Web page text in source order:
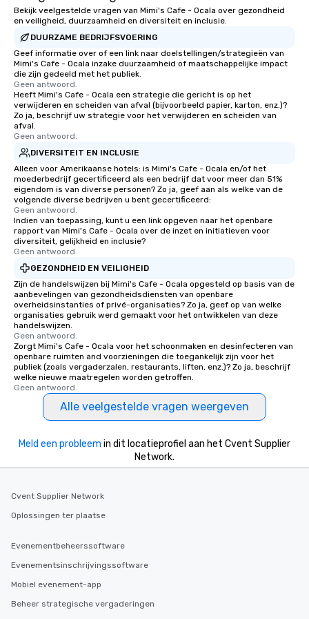
that are sure to add new vitality to
meeting events, from conferences to
team building. All-Inclusive Group
Dining When meeting planners book a
corporate group event through Lip
Smacking Foodie Tours, the entire
group is assured a top-notch dining
experience with three to four
signature dishes at each restaurant.
Our affordable tours are priced per
person with tax and gratuities
included. The only thing not included
are drinks. However, a beverage
package upgrade is available, which
provides guests a signature cocktail
at various stops. Build Your Network
Our exclusive experiences provide the
ultimate networking opportunities. At
a typical sit-down dinner, you’re lucky
to engage the person to the left and
right of you. Because our tours take
place at multiple restaurants, with
walking in between, there are
countless opportunities to interact
with different people when you sit
down at each venue and as you
traverse along the way. Our
experiences not only provide more
ways to network, but a more convivial
Lip Smacking Foodie Tours is ideal for
groups, small or large. Our
as 500 guests, making us an ideal
choice for any corporate group event.
a tour is stress-free and allows you to
enjoy the company of your guests
knowing that everything is taken care
of from the moment the tour is
Bekijk veelgestelde vragen van Mimi's Cafe - Ocala over gezondheid
en veiligheid, duurzaamheid en diversiteit en inclusie.
DUURZAME BEDRIJFSVOERING
Geef informatie over of een link naar doelstellingen/strategieën van
Mimi's Cafe - Ocala inzake duurzaamheid of maatschappelijke impact
die zijn gedeeld met het publiek.
Geen antwoord.
Heeft Mimi's Cafe - Ocala een strategie die gericht is op het
verwijderen en scheiden van afval (bijvoorbeeld papier, karton, enz.)?
Zo ja, beschrijf uw strategie voor het verwijderen en scheiden van
afval.
Geen antwoord.
DIVERSITEIT EN INCLUSIE
Alleen voor Amerikaanse hotels: is Mimi's Cafe - Ocala en/of het
moederbedrijf gecertificeerd als een bedrijf dat voor meer dan 51%
eigendom is van diverse personen? Zo ja, geef aan als welke van de
volgende diverse bedrijven u bent gecertificeerd:
Geen antwoord.
Indien van toepassing, kunt u een link opgeven naar het openbare
rapport van Mimi's Cafe - Ocala over de inzet en initiatieven voor
diversiteit, gelijkheid en inclusie?
Geen antwoord.
GEZONDHEID EN VEILIGHEID
Zijn de handelswijzen bij Mimi's Cafe - Ocala opgesteld op basis van de
aanbevelingen van gezondheidsdiensten van openbare
overheidsinstanties of privé-organisaties? Zo ja, geef op van welke
organisaties gebruik werd gemaakt voor het ontwikkelen van deze
handelswijzen.
Geen antwoord.
Zorgt Mimi's Cafe - Ocala voor het schoonmaken en desinfecteren van
openbare ruimten and voorzieningen die toegankelijk zijn voor het
publiek (zoals vergaderzalen, restaurants, liften, enz.)? Zo ja, beschrijf
welke nieuwe maatregelen worden getroffen.
Geen antwoord.
Alle veelgestelde vragen weergeven
Meld een probleem in dit locatieprofiel aan het Cvent Supplier
Network.
Cvent Supplier Network
Oplossingen ter plaatse
Evenementbeheerssoftware
Evenementsinschrijvingssoftware
Mobiel evenement-app
Beheer strategische vergaderingen